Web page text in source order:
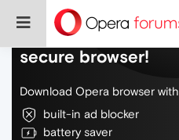
Do more on the
secure browser!
Download Opera browser
built-in ad blocker
battery saver